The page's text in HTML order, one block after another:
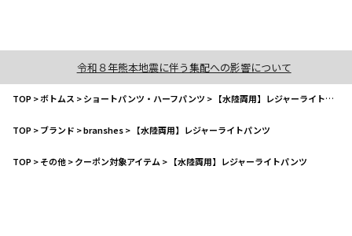
令和８年熊本地震に伴う集配への影響について
TOP>ボトムス >ショートパンツ・ハーフパンツ > 【水陸両用】レジャーライトパンツ
TOP>ブランド >branshes> 【水陸両用】レジャーライトパンツ
TOP>その他>クーポン対象アイテム > 【水陸両用】レジャーライトパンツ